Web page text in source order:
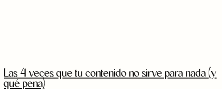
Las 4 veces que tu contenido no sirve para nada (y
qué pena)